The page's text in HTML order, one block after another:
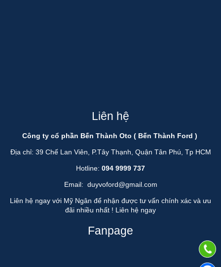
Liên hệ
Công ty cổ phần Bến Thành Oto ( Bến Thành Ford )
Địa chỉ: 39 Chế Lan Viên, P.Tây Thạnh, Quận Tân Phú, Tp HCM
Hotline: 094 9999 737
Email: duyvoford@gmail.com
Liên hệ ngay với Mỹ Ngân để nhận được tư vấn chính xác và ưu
đãi nhiều nhất ! Liên hệ ngay
Fanpage